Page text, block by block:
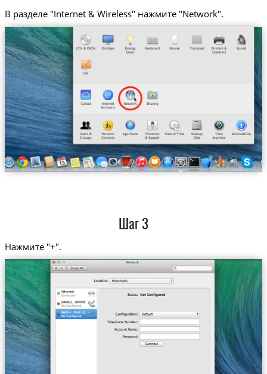
В разделе "Internet & Wireless" нажмите "Network".
Шаг 3
Нажмите "+".